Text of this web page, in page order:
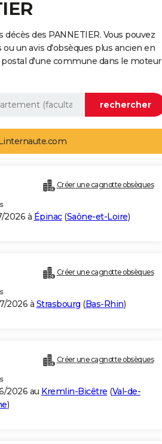
des PANNETIER. Vous pouvez
un avis d'obsèques plus ancien en
d'une commune dans le moteur
Créer une cagnotte obsèques
2026 à Épinac(Saône-et-Loire)
Créer une cagnotte obsèques
2026 à Strasbourg (Bas-Rhin)
Créer une cagnotte obsèques
2026 au Kremlin-Bicêtre (Val-de-
)